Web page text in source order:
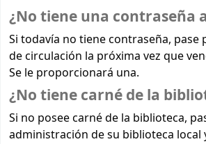
¿No tiene una contraseña
Si todavía no tiene contraseña,
de circulación la próxima vez que
Se le proporcionará una.
¿No tiene carné de la
Si no posee carné de la biblioteca,
administración de su biblioteca local